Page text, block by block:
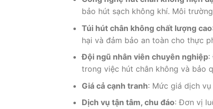
bảo hút sạch không khí. Môi
Túi hút chân không chất lượng cao
hại và đảm bảo an toàn cho thực
Đội ngũ nhân viên chuyên nghiệp:
trong việc hút chân không và bảo
Giá cả cạnh tranh: Mức giá dịch
Dịch vụ tận tâm, chu đáo: Đơn vị